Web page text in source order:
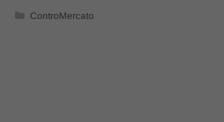
Categorie
ControMercato